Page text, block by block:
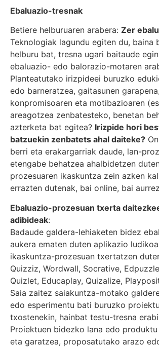
Ebaluazio-tresnak
Betiere helburuaren arabera: Zer
Teknologiak lagundu egiten du, baina
helburu bat, tresna ugari baitaude
ebaluazio- edo balorazio-motaren
Planteatutako irizpideei buruzko
edo barneratzea, gaitasunen garapena,
konpromisoaren eta motibazioaren
areagotzea zenbatesteko, benetan
azterketa bat egitea? Irizpide hori
batzuekin zenbatets ahal daiteke?
berri eta erakargarriak daude, lan-
etengabe behatzea ahalbidetzen
prozesuaren ikaskuntza zein azken
errazten dutenak, bai online, bai
Ebaluazio-prozesuan txerta
adibideak:
Badaude galdera-lehiaketen bidez
aukera ematen duten aplikazio
ikaskuntza-prozesuan txertatzen
Quizziz, Wordwall, Socrative,
Quizlet, Educaplay, Quizalize,
Saia zaitez saiakuntza-motako
edo esperimentu bati buruzko
txostenekin, hainbat testu-tresna
Proiektuen bidezko lana edo
eta garatzea, proposatutako arazo